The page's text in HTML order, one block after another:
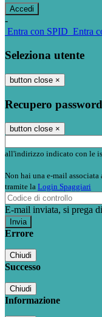
-
Entra con SPID Entra
Seleziona utente
button close ×
Recupero password
button close ×
all'indirizzo indicato con le
Non hai una e-mail
tramite la Login Spaggiari
E-mail inviata, si prega
Errore
Chiudi
Successo
Chiudi
Informazione